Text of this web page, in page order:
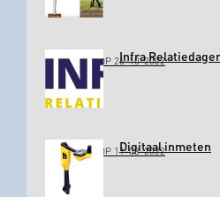
GEPLAATST OP 26-10-2022
Infra
GEPLAATST OP 11-03-2022Digitaal inmeten